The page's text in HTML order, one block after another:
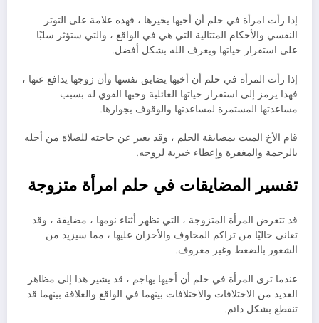
إذا رأت امرأة في حلم أن أخيها يخيرها ، فهذه علامة على التوتر
النفسي والأحكام المتتالية التي هي في الواقع ، والتي ستؤثر سلبًا
على استقرار حياتها ويعرف الله بشكل أفضل.
إذا رأت المرأة في حلم أن أخيها يضايق نفسها وأن زوجها يدافع عنها ،
فهذا يرمز إلى استقرار حياتها العائلية وحبها القوي له بسبب
مساعدتها المستمرة لمساعدتها والوقوف بجوارها.
قام الأخ الميت بمضايقة الحلم ، وقد يعبر عن حاجته للصلاة من أجله
بالرحمة والمغفرة وإعطاء خيرية لروحه.
تفسير المضايقات في حلم امرأة متزوجة
قد تتعرض المرأة المتزوجة ، التي تظهر أثناء نومها ، مضايقة ، وقد
تعاني حاليًا من تراكم المخاوف والأحزان عليها ، مما سيزيد من
الشعور بالضغط وغير معروف.
عندما ترى المرأة في حلم أن أخيها يهاجم ، قد يشير هذا إلى مظاهر
العديد من الاختلافات والاختلافات بينهما في الواقع والعلاقة بينهما قد
تنقطع بشكل دائم.